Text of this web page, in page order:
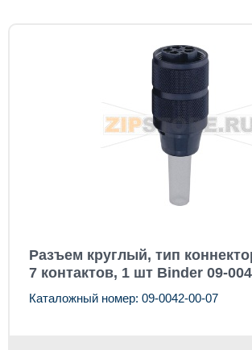
Разъем круглый, тип
7 контактов, 1 шт Binder 09-
Каталожный номер: 09-0042-00-07